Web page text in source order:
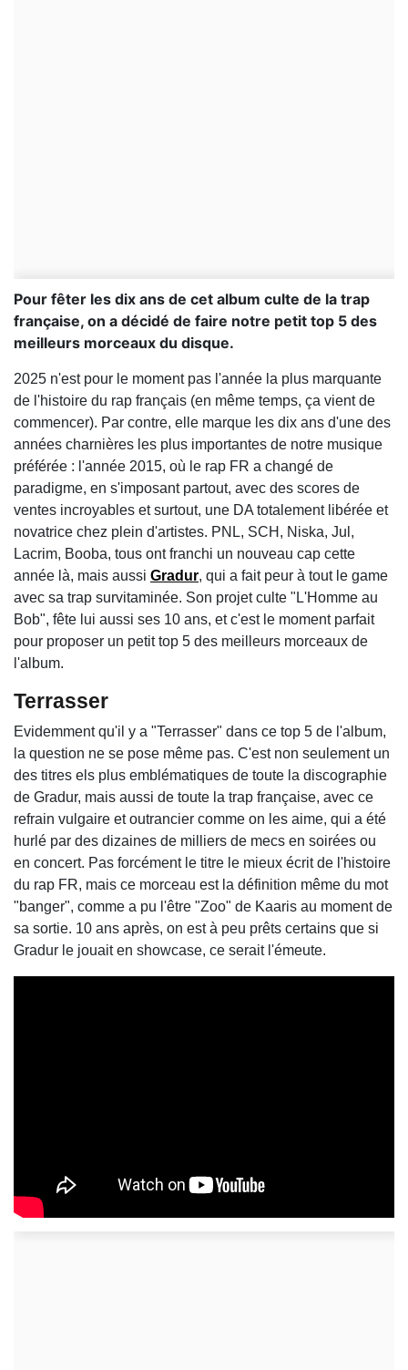
Pour fêter les dix ans de cet album culte de la trap
française, on a décidé de faire notre petit top 5 des
meilleurs morceaux du disque.
2025 n'est pour le moment pas l'année la plus marquante
de l'histoire du rap français (en même temps, ça vient de
commencer). Par contre, elle marque les dix ans d'une des
années charnières les plus importantes de notre musique
préférée : l'année 2015, où le rap FR a changé de
paradigme, en s'imposant partout, avec des scores de
ventes incroyables et surtout, une DA totalement libérée et
novatrice chez plein d'artistes. PNL, SCH, Niska, Jul,
Lacrim, Booba, tous ont franchi un nouveau cap cette
année là, mais aussi Gradur, qui a fait peur à tout le game
avec sa trap survitaminée. Son projet culte "L'Homme au
Bob", fête lui aussi ses 10 ans, et c'est le moment parfait
pour proposer un petit top 5 des meilleurs morceaux de
l'album.
Terrasser
Evidemment qu'il y a "Terrasser" dans ce top 5 de l'album,
la question ne se pose même pas. C'est non seulement un
des titres els plus emblématiques de toute la discographie
de Gradur, mais aussi de toute la trap française, avec ce
refrain vulgaire et outrancier comme on les aime, qui a été
hurlé par des dizaines de milliers de mecs en soirées ou
en concert. Pas forcément le titre le mieux écrit de l'histoire
du rap FR, mais ce morceau est la définition même du mot
"banger", comme a pu l'être "Zoo" de Kaaris au moment de
sa sortie. 10 ans après, on est à peu prêts certains que si
Gradur le jouait en showcase, ce serait l'émeute.